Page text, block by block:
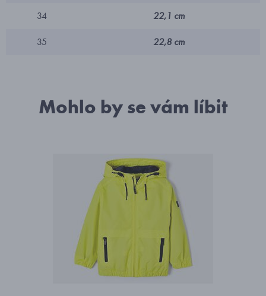
34 22,1 cm
35 22,8 cm
Mohlo by se vám líbit